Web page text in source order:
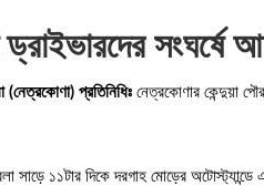
সংঘর্ষে
(নেত্রকোণা) প্রতিনিধিঃ নেত্রকোণার কেন্দুয়া
সাড়ে ১১টার দিকে দরগাহ মোড়ের